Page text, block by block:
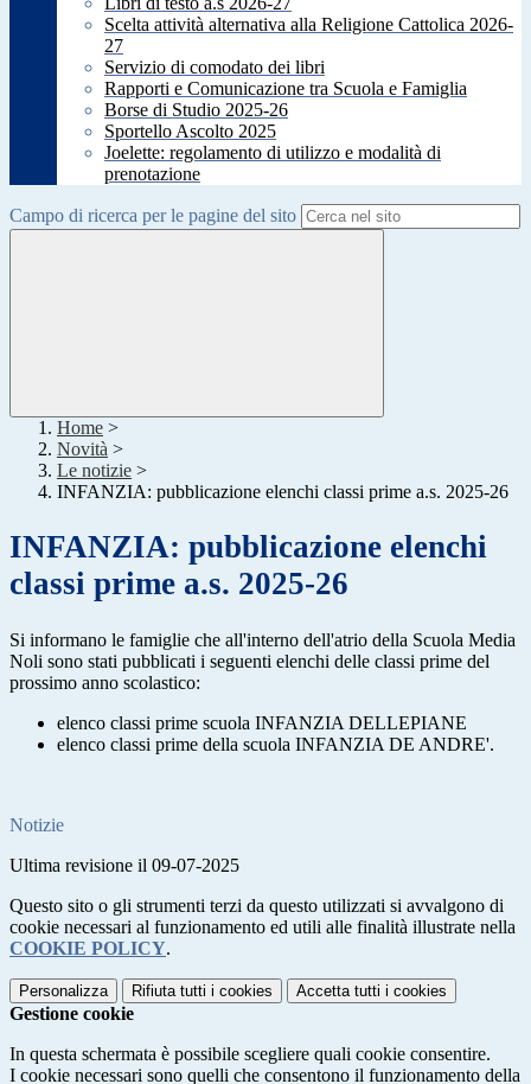
Scelta attività alternativa alla Religione Cattolica 2026-
27
Servizio di comodato dei libri
Rapporti e Comunicazione tra Scuola e Famiglia
Borse di Studio 2025-26
Sportello Ascolto 2025
Joelette: regolamento di utilizzo e modalità di
prenotazione
Campo di ricerca per le pagine del sito
Home >
Novità >
Le notizie >
INFANZIA: pubblicazione elenchi classi prime a.s. 2025-26
INFANZIA: pubblicazione elenchi
classi prime a.s. 2025-26
Si informano le famiglie che all'interno dell'atrio della Scuola Media
Noli sono stati pubblicati i seguenti elenchi delle classi prime del
prossimo anno scolastico:
elenco classi prime scuola INFANZIA DELLEPIANE
elenco classi prime della scuola INFANZIA DE ANDRE'.
Notizie
Ultima revisione il 09-07-2025
Questo sito o gli strumenti terzi da questo utilizzati si avvalgono di
cookie necessari al funzionamento ed utili alle finalità illustrate nella
COOKIE POLICY.
Personalizza Rifiuta tutti i cookies Accetta tutti i cookies
Gestione cookie
In questa schermata è possibile scegliere quali cookie consentire.
I cookie necessari sono quelli che consentono il funzionamento della